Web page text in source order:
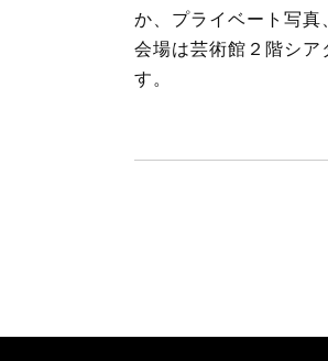
か、プライベート写真
会場は芸術館２階シ
す。